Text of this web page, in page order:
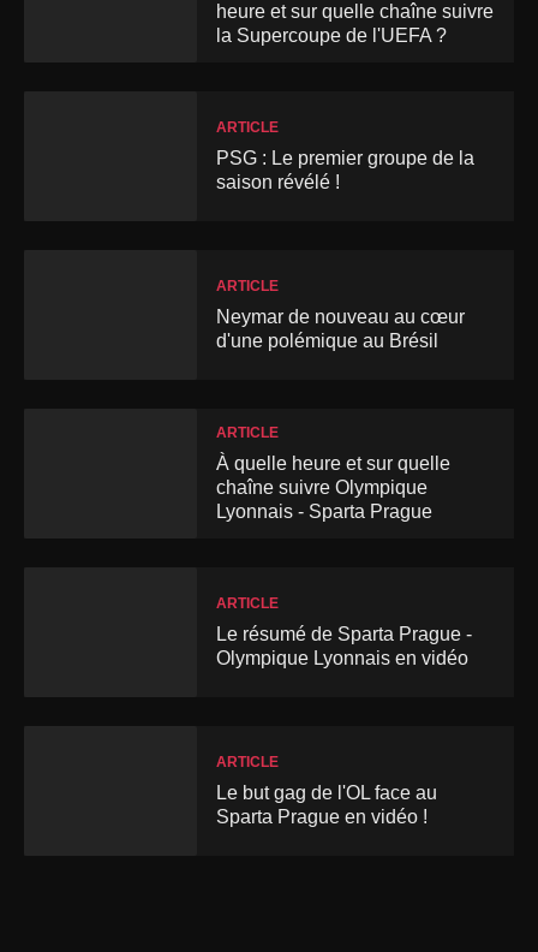
heure et sur quelle chaîne suivre
la Supercoupe de l'UEFA ?
ARTICLE
PSG : Le premier groupe de la
saison révélé !
ARTICLE
Neymar de nouveau au cœur
d'une polémique au Brésil
ARTICLE
À quelle heure et sur quelle
chaîne suivre Olympique
Lyonnais - Sparta Prague
ARTICLE
Le résumé de Sparta Prague -
Olympique Lyonnais en vidéo
ARTICLE
Le but gag de l'OL face au
Sparta Prague en vidéo !